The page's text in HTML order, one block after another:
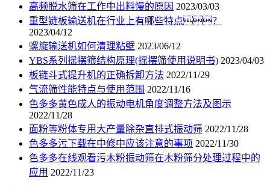
高频脱水筛在工作中出料慢的原因 2023/03/03
重型链板输送机在行业上有哪些特点？
2023/04/12
螺旋输送机如何清理粘壁 2023/06/12
YBS系列摇摆筛结构原理(摇摆筛使用说明书) 2023/04/03
板链斗式提升机的正确拆卸方法 2022/11/29
气流筛性能特点与使用范围 2022/11/16
色多多黄色成人的振动电机角度调整方法及图示
2022/11/28
面粉等粉体专用大产量除杂直排式振动筛 2022/11/28
色多多污下载在中修中应该注意的事项 2022/11/30
色多多在线观看污木粉振动筛在木粉筛分处理过程中的
应用 2022/11/23